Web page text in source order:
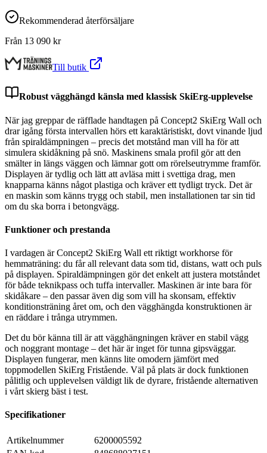
Rekommenderad återförsäljare
Från 13 090 kr
Till butik
Robust vägghängd känsla med klassisk SkiErg-upplevelse
När jag greppar de räfflade handtagen på Concept2 SkiErg Wall och
drar igång första intervallen hörs ett karaktäristiskt, dovt vinande ljud
från spiraldämpningen – precis det motstånd man vill ha för att
simulera skidåkning på snö. Maskinens smala profil gör att den
smälter in längs väggen och lämnar gott om rörelseutrymme framför.
Displayen är tydlig och lätt att avläsa mitt i svettiga drag, men
knapparna känns något plastiga och kräver ett tydligt tryck. Det är
en maskin som känns trygg och stabil, men installationen tar sin tid
om du ska borra i betongvägg.
Funktioner och prestanda
I vardagen är Concept2 SkiErg Wall ett riktigt workhorse för
hemmaträning: du får all relevant data som tid, distans, watt och puls
på displayen. Spiraldämpningen gör det enkelt att justera motståndet
för både teknikpass och tuffa intervaller. Maskinen är inte bara för
skidåkare – den passar även dig som vill ha skonsam, effektiv
konditionsträning året om, och den vägghängda konstruktionen är
en räddare i trånga utrymmen.
Det du bör känna till är att vägghängningen kräver en stabil vägg
och noggrant montage – det här är inget för tunna gipsväggar.
Displayen fungerar, men känns lite omodern jämfört med
toppmodellen SkiErg Fristående. Väl på plats är dock funktionen
pålitlig och upplevelsen väldigt lik de dyrare, fristående alternativen
i vårt skierg bäst i test.
Specifikationer
Artikelnummer
6200005592